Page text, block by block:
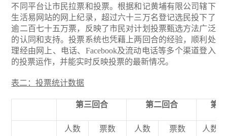
不同平台让市民拉票和投票。根据和记黄埔有限公司辖下
生活易网站的网上纪录，超过六十三万名登记选民投下了
逾二百七十五万票，反映了市民对计划投票甄选方法广泛
的认同和支持。投票系统也凭藉上两回合的经验，顺利处
理经由网上、电话、Facebook及流动电话等多个渠道登入
的投票运作，并能实时反映投票的最新情况。
表二：投票统计数据
第三回合 第二回合 第
人数 票数 人数 票数 人数